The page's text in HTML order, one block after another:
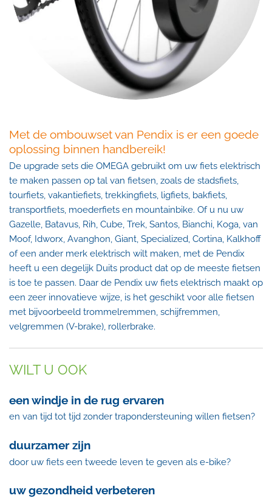
Met de ombouwset van Pendix is er een goede
oplossing binnen handbereik!
De upgrade sets die OMEGA gebruikt om uw fiets elektrisch
te maken passen op tal van fietsen, zoals de stadsfiets,
tourfiets, vakantiefiets, trekkingfiets, ligfiets, bakfiets,
transportfiets, moederfiets en mountainbike. Of u nu uw
Gazelle, Batavus, Rih, Cube, Trek, Santos, Bianchi, Koga, van
Moof, Idworx, Avanghon, Giant, Specialized, Cortina, Kalkhoff
of een ander merk elektrisch wilt maken, met de Pendix
heeft u een degelijk Duits product dat op de meeste fietsen
is toe te passen. Daar de Pendix uw fiets elektrisch maakt op
een zeer innovatieve wijze, is het geschikt voor alle fietsen
met bijvoorbeeld trommelremmen, schijfremmen,
velgremmen (V-brake), rollerbrake.
WILT U OOK
een windje in de rug ervaren
en van tijd tot tijd zonder trapondersteuning willen fietsen?
duurzamer zijn
door uw fiets een tweede leven te geven als e-bike?
uw gezondheid verbeteren